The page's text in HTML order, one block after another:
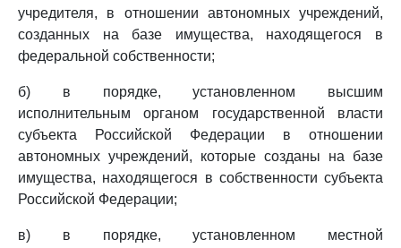
учредителя, в отношении автономных учреждений,
созданных на базе имущества, находящегося в
федеральной собственности;
б) в порядке, установленном высшим
исполнительным органом государственной власти
субъекта Российской Федерации в отношении
автономных учреждений, которые созданы на базе
имущества, находящегося в собственности субъекта
Российской Федерации;
в) в порядке, установленном местной